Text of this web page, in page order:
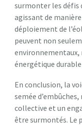
surmonter les défis
agissant de
déploiement de
peuvent non
environnementaux,
énergétique
En conclusion, la
semée
collective et un
être surmontés. Le